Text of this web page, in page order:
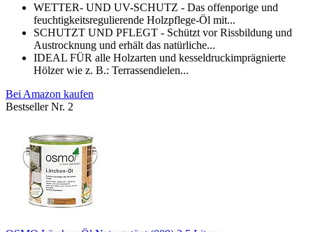
WETTER- UND UV-SCHUTZ - Das offenporige und
feuchtigkeitsregulierende Holzpflege-Öl mit...
SCHUTZT UND PFLEGT - Schützt vor Rissbildung und
Austrocknung und erhält das natürliche...
IDEAL FÜR alle Holzarten und kesseldruckimprägnierte
Hölzer wie z. B.: Terrassendielen...
Bei Amazon kaufen
Bestseller Nr. 2